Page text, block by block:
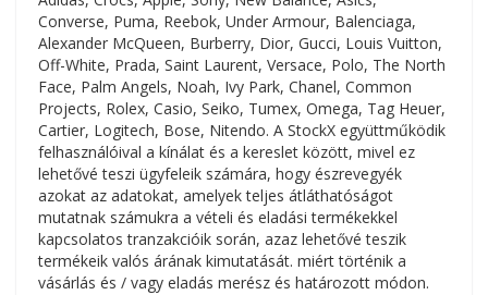
Converse, Puma, Reebok, Under Armour, Balenciaga,
Alexander McQueen, Burberry, Dior, Gucci, Louis Vuitton,
Off-White, Prada, Saint Laurent, Versace, Polo, The North
Face, Palm Angels, Noah, Ivy Park, Chanel, Common
Projects, Rolex, Casio, Seiko, Tumex, Omega, Tag Heuer,
Cartier, Logitech, Bose, Nitendo. A StockX együttműködik
felhasználóival a kínálat és a kereslet között, mivel ez
lehetővé teszi ügyfeleik számára, hogy észrevegyék
azokat az adatokat, amelyek teljes átláthatóságot
mutatnak számukra a vételi és eladási termékekkel
kapcsolatos tranzakcióik során, azaz lehetővé teszik
termékeik valós árának kimutatását. miért történik a
vásárlás és / vagy eladás merész és határozott módon.